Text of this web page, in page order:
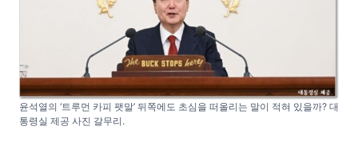
윤석열의 ‘트루먼 카피 팻말’ 뒤쪽에도 초심을 떠올리는 말이 적혀 있을까? 대
통령실 제공 사진 갈무리.